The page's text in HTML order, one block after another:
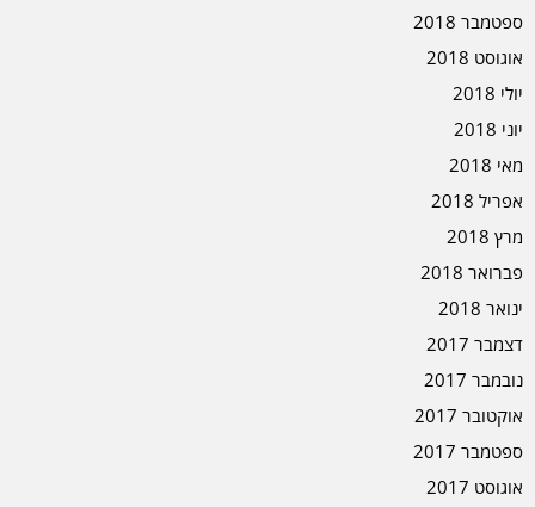
ספטמבר 2018
אוגוסט 2018
יולי 2018
יוני 2018
מאי 2018
אפריל 2018
מרץ 2018
פברואר 2018
ינואר 2018
דצמבר 2017
נובמבר 2017
אוקטובר 2017
ספטמבר 2017
אוגוסט 2017